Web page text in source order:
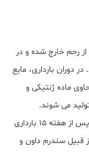
رحم خارج شده و در
دوران بارداری، مایع
ماده ژنتیکی و
می شوند.
آمنیوسنتز یکی از انواع تست های جنین است که پس از هفته 15 بارداری
قبیل سندرم داون و